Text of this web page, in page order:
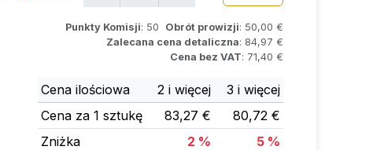
Punkty Komisji: 50 Obrót prowizji: 50,00 €
Zalecana cena detaliczna: 84,97 €
Cena bez VAT: 71,40 €
Cena ilościowa 2 i więcej
3 i więcej
Cena za 1 sztukę
83,27 €
80,72 €
Zniżka
2 % 5 %